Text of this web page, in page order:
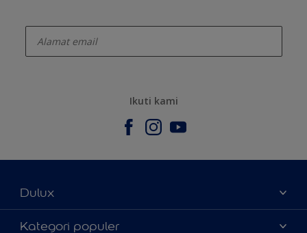
Ikuti kami
Dulux
Tentang Kami
Kategori populer